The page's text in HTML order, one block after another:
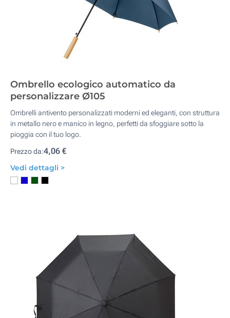
Ombrello ecologico automatico da
personalizzare Ø105
Ombrelli antivento personalizzati moderni ed eleganti, con struttura
in metallo nero e manico in legno, perfetti da sfoggiare sotto la
pioggia con il tuo logo.
Prezzo da:4,06 €
Vedi dettagli >